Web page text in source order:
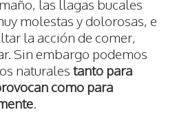
las llagas bucales
molestas y dolorosas, e
la acción de comer,
Sin embargo podemos
naturales tanto para
como para
.